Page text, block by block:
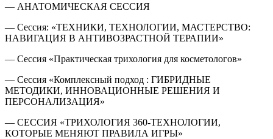
— АНАТОМИЧЕСКАЯ СЕССИЯ
— Сессия: «ТЕХНИКИ, ТЕХНОЛОГИИ, МАСТЕРСТВО:
НАВИГАЦИЯ В АНТИВОЗРАСТНОЙ ТЕРАПИИ»
— Сессия «Практическая трихология для косметологов»
— Сессия «Комплексный подход : ГИБРИДНЫЕ
МЕТОДИКИ, ИННОВАЦИОННЫЕ РЕШЕНИЯ И
ПЕРСОНАЛИЗАЦИЯ»
— СЕССИЯ «ТРИХОЛОГИЯ 360-ТЕХНОЛОГИИ,
КОТОРЫЕ МЕНЯЮТ ПРАВИЛА ИГРЫ»